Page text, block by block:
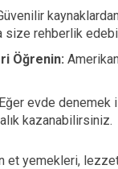
size rehberlik
Öğrenin:
Eğer evde denemek
kazanabilirsiniz.
et yemekleri,